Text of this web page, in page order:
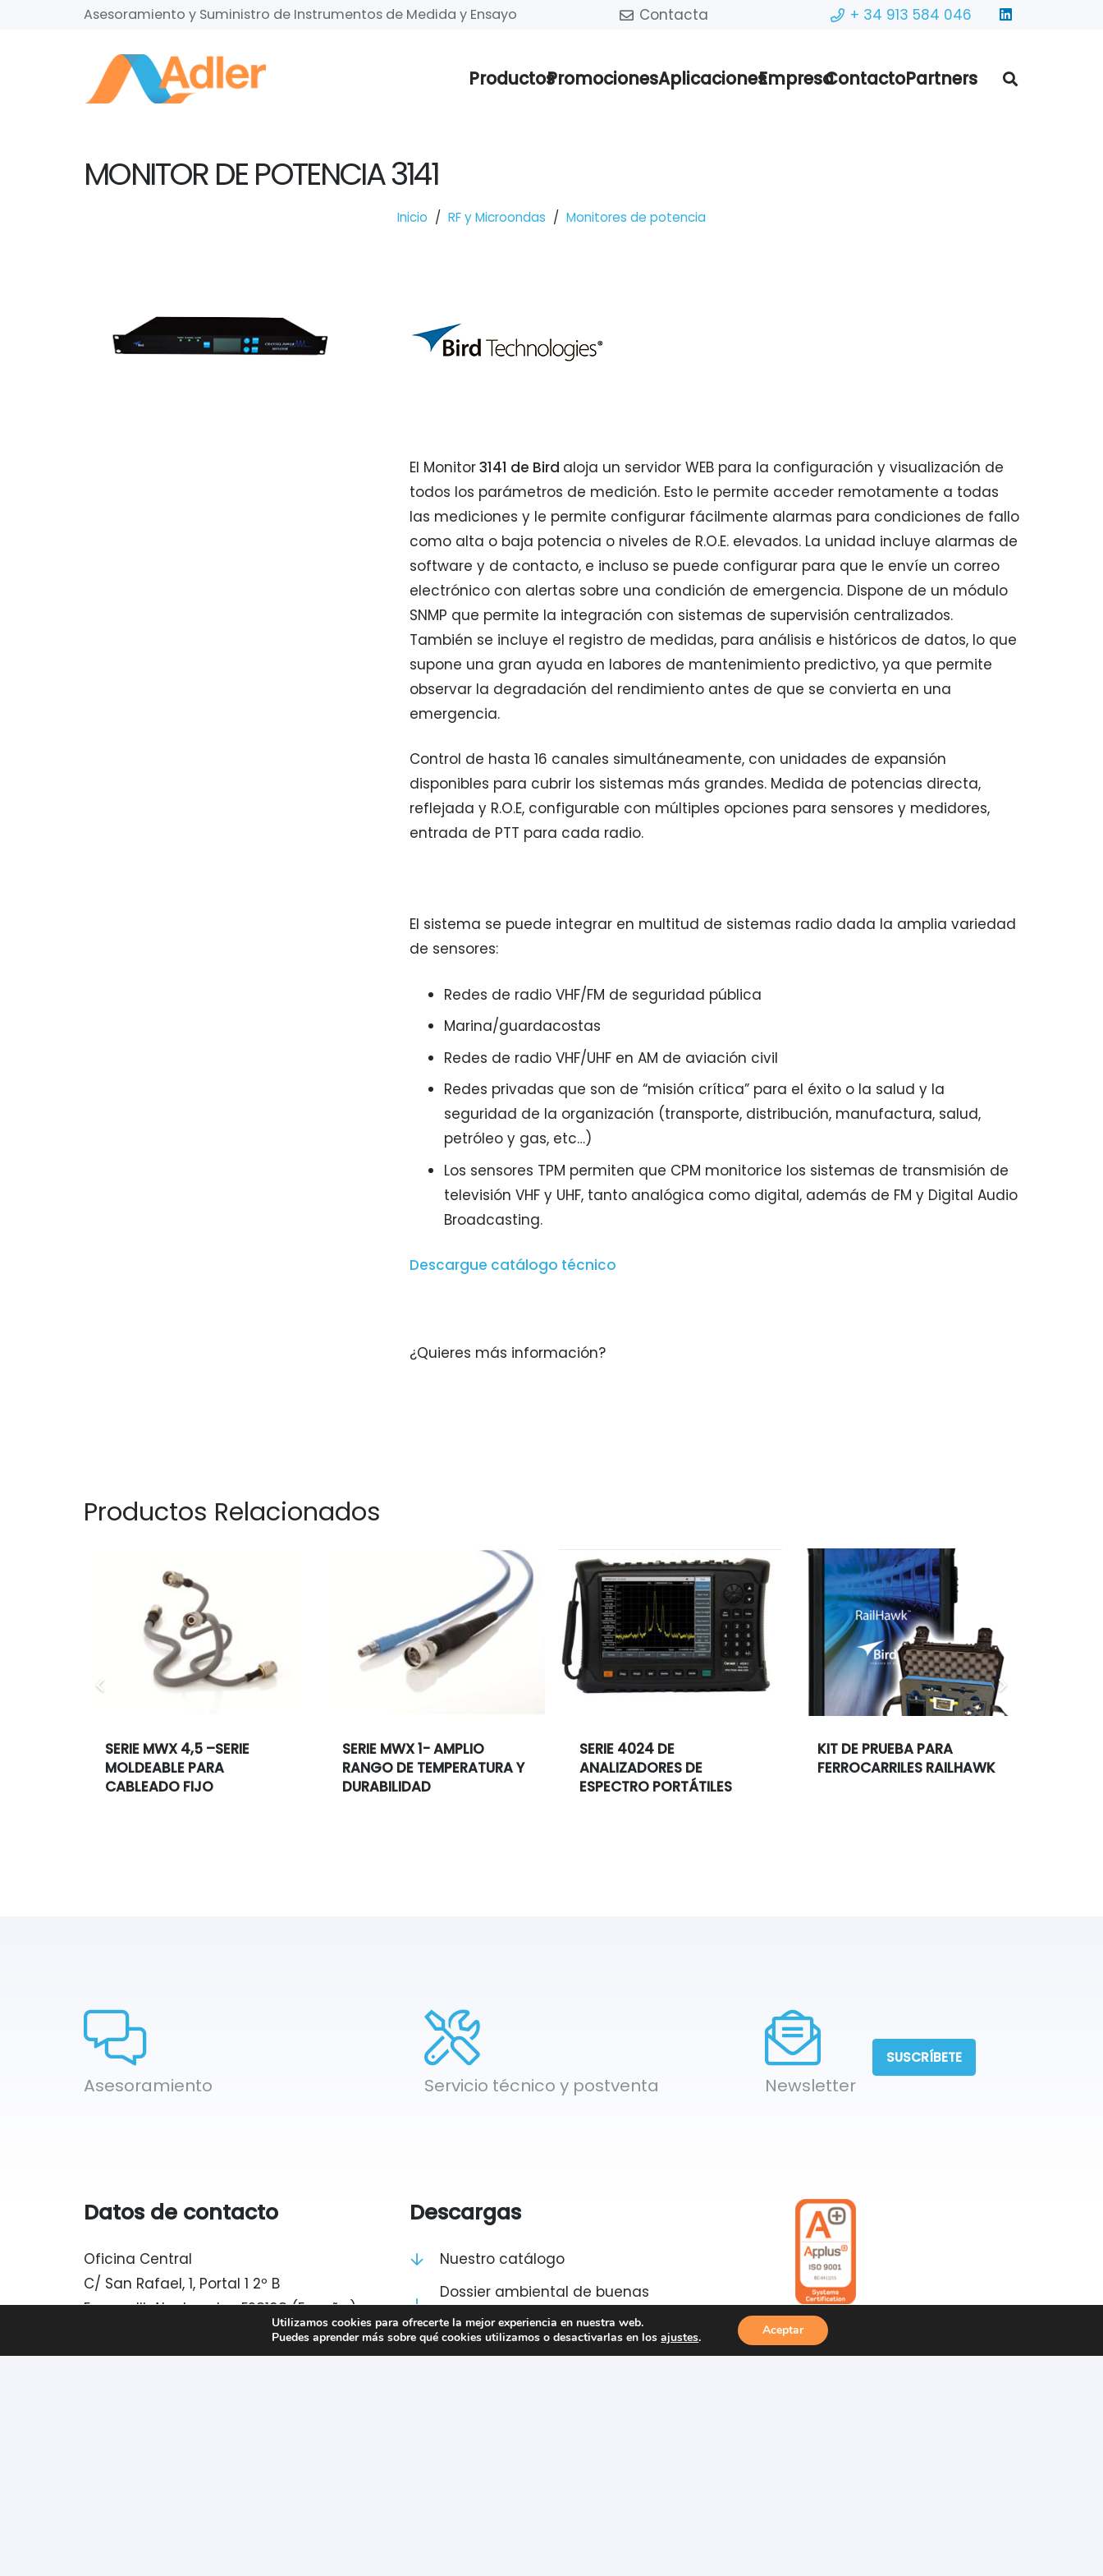
Asesoramiento y Suministro de Instrumentos de Medida y Ensayo Contacta + 34 913 584 046
ProductosPromocionesAplicacionesEmpresaContactoPartners
MONITOR DE POTENCIA 3141
Inicio / RF y Microondas / Monitores de potencia
El Monitor3141 de Bird aloja un servidor WEB para la configuración y visualización de
todos los parámetros de medición. Esto le permite acceder remotamente a todas
las mediciones y le permite configurar fácilmente alarmas para condiciones de fallo
como alta o baja potencia o niveles de R.O.E. elevados. La unidad incluye alarmas de
software y de contacto, e incluso se puede configurar para que le envíe un correo
electrónico con alertas sobre una condición de emergencia. Dispone de un módulo
SNMP que permite la integración con sistemas de supervisión centralizados.
También se incluye el registro de medidas, para análisis e históricos de datos, lo que
supone una gran ayuda en labores de mantenimiento predictivo, ya que permite
observar la degradación del rendimiento antes de que se convierta en una
emergencia.
Control de hasta 16 canales simultáneamente, con unidades de expansión
disponibles para cubrir los sistemas más grandes. Medida de potencias directa,
reflejada y R.O.E, configurable con múltiples opciones para sensores y medidores,
entrada de PTT para cada radio.
El sistema se puede integrar en multitud de sistemas radio dada la amplia variedad
de sensores:
Redes de radio VHF/FM de seguridad pública
Marina/guardacostas
Redes de radio VHF/UHF en AM de aviación civil
Redes privadas que son de “misión crítica” para el éxito o la salud y la
seguridad de la organización (transporte, distribución, manufactura, salud,
petróleo y gas, etc…)
Los sensores TPM permiten que CPM monitorice los sistemas de transmisión de
televisión VHF y UHF, tanto analógica como digital, además de FM y Digital Audio
Broadcasting.
Descargue catálogo técnico
¿Quieres más información?
Productos Relacionados
SERIE MWX 4,5 –SERIE
MOLDEABLE PARA
CABLEADO FIJO
SERIE MWX 1- AMPLIO
RANGO DE TEMPERATURA Y
DURABILIDAD
SERIE 4024 DE
ANALIZADORES DE
ESPECTRO PORTÁTILES
KIT DE PRUEBA PARA
FERROCARRILES RAILHAWK
Asesoramiento Servicio técnico y postventa Newsletter
SUSCRÍBETE
Datos de contacto
Oficina Central
C/ San Rafael, 1, Portal 1 2º B
Europa III. Alcobendas E28108 (España)
Comercial:comercial@adler-
Descargas
Nuestro catálogo
Dossier ambiental de buenas
prácticas
Política de gestión de calidad y
Utilizamos cookies para ofrecerte la mejor experiencia en nuestra web.
Puedes aprender más sobre qué cookies utilizamos o desactivarlas en losajustes. Aceptar